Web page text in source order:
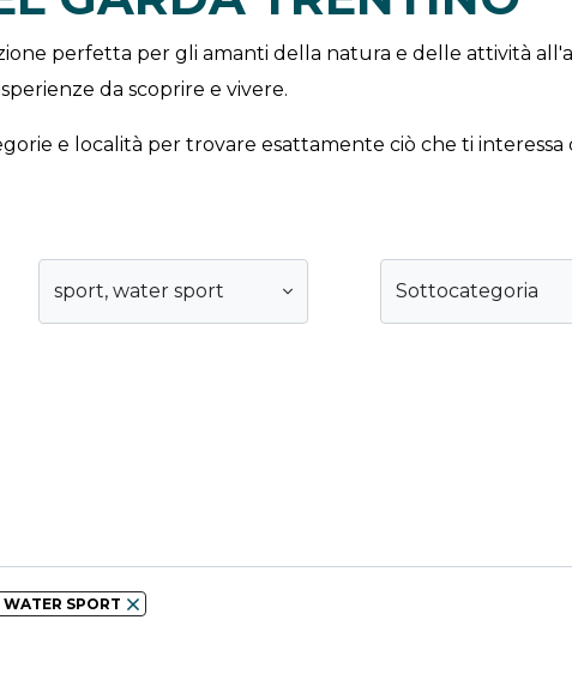
perfetta per gli amanti della natura e delle attività
da scoprire e vivere.
e località per trovare esattamente ciò che ti interessa
sport, water sport Sottocategoria
WATER SPORT